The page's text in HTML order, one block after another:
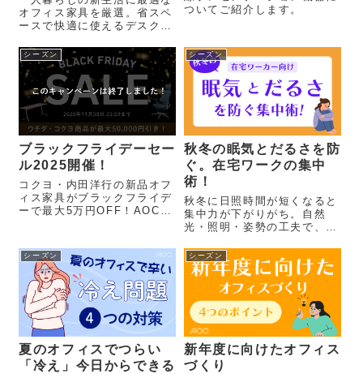
オフィス家具を厳選。省スペ
ースで快適に使えるデスクと
す。
ついてご紹介します。
シーズン
ブラックフライデーセー
ル2025開催！
コクヨ・内田洋行の新品オフ
ィス家具がブラックフライデ
ーで最大5万円OFF！AOC限
シーズン
秋冬の眠気とだるさを防
ぐ。在宅ワークの集中
術！
秋冬に日照時間が短くなると
集中力が下がりがち。自然
光・照明・姿勢の工夫で、在
境を整えられる！
シーズン
夏のオフィスでつらい
「冷え」今日からできる
シーズン
新年度に向けたオフィス
づくり